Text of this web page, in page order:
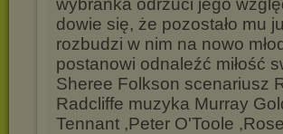
wybranka odrzuci jego
dowie się, że pozostało mu
rozbudzi w nim na nowo
postanowi odnaleźć miłość
Sheree Folkson scenariusz
Radcliffe muzyka Murray
Tennant ,Peter O'Toole